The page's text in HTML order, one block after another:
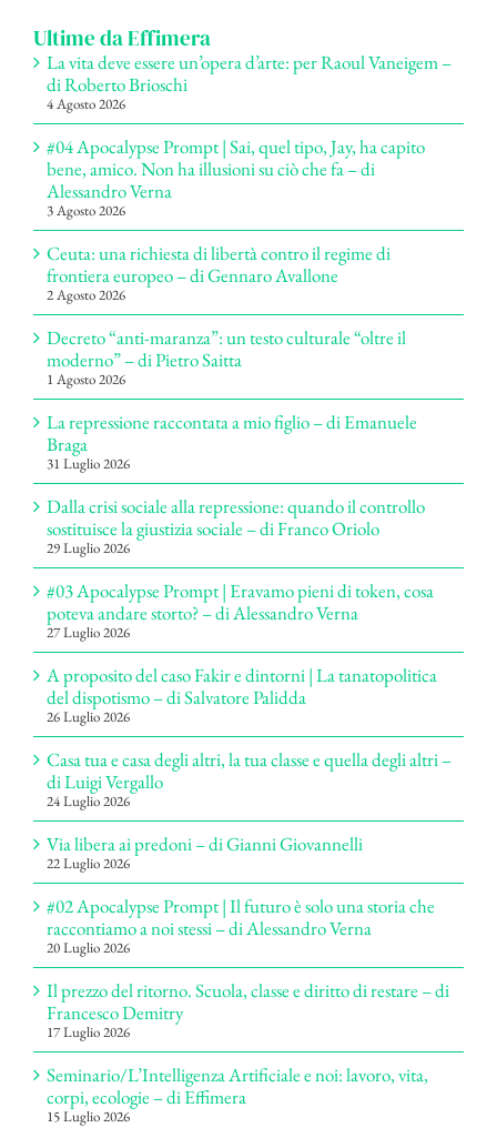
Ultime da Effimera
La vita deve essere un’opera d’arte: per Raoul Vaneigem –
di Roberto Brioschi
4 Agosto 2026
#04 Apocalypse Prompt | Sai, quel tipo, Jay, ha capito
bene, amico. Non ha illusioni su ciò che fa – di
Alessandro Verna
3 Agosto 2026
Ceuta: una richiesta di libertà contro il regime di
frontiera europeo – di Gennaro Avallone
2 Agosto 2026
Decreto “anti-maranza”: un testo culturale “oltre il
moderno” – di Pietro Saitta
1 Agosto 2026
La repressione raccontata a mio figlio – di Emanuele
Braga
31 Luglio 2026
Dalla crisi sociale alla repressione: quando il controllo
sostituisce la giustizia sociale – di Franco Oriolo
29 Luglio 2026
#03 Apocalypse Prompt | Eravamo pieni di token, cosa
poteva andare storto? – di Alessandro Verna
27 Luglio 2026
A proposito del caso Fakir e dintorni | La tanatopolitica
del dispotismo – di Salvatore Palidda
26 Luglio 2026
Casa tua e casa degli altri, la tua classe e quella degli altri –
di Luigi Vergallo
24 Luglio 2026
Via libera ai predoni – di Gianni Giovannelli
22 Luglio 2026
#02 Apocalypse Prompt | Il futuro è solo una storia che
raccontiamo a noi stessi – di Alessandro Verna
20 Luglio 2026
Il prezzo del ritorno. Scuola, classe e diritto di restare – di
Francesco Demitry
17 Luglio 2026
Seminario/L’Intelligenza Artificiale e noi: lavoro, vita,
corpi, ecologie – di Effimera
15 Luglio 2026